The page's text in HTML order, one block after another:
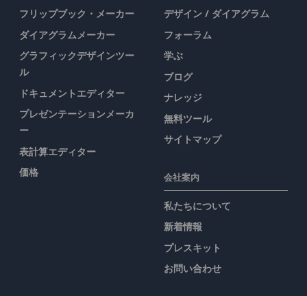
フリップブック・メーカー
ダイアグラムメーカー
グラフィックデザインツー
ル
ドキュメントエディター
プレゼンテーションメーカ
ー
表計算エディター
価格
デザイン / ダイアグラム
フォーラム
学ぶ
ブログ
ナレッジ
無料ツール
サイトマップ
会社案内
私たちについて
新着情報
プレスキット
お問い合わせ